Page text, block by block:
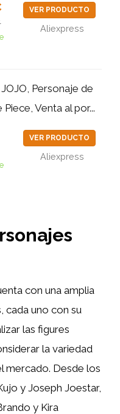
VER PRODUCTO
Aliexpress
Personaje de
Venta al por...
VER PRODUCTO
Aliexpress
con una amplia
cada uno con su
las figures
la variedad
mercado. Desde los
y Joseph Joestar,
y Kira